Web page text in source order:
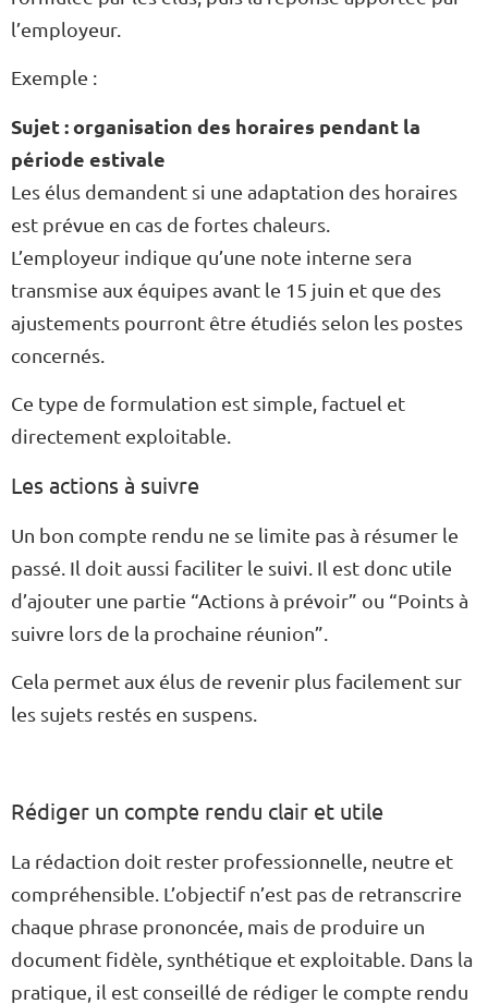
l’employeur.
Exemple :
Sujet : organisation des horaires pendant la
période estivale
Les élus demandent si une adaptation des horaires
est prévue en cas de fortes chaleurs.
L’employeur indique qu’une note interne sera
transmise aux équipes avant le 15 juin et que des
ajustements pourront être étudiés selon les postes
concernés.
Ce type de formulation est simple, factuel et
directement exploitable.
Les actions à suivre
Un bon compte rendu ne se limite pas à résumer le
passé. Il doit aussi faciliter le suivi. Il est donc utile
d’ajouter une partie “Actions à prévoir” ou “Points à
suivre lors de la prochaine réunion”.
Cela permet aux élus de revenir plus facilement sur
les sujets restés en suspens.
Rédiger un compte rendu clair et utile
La rédaction doit rester professionnelle, neutre et
compréhensible. L’objectif n’est pas de retranscrire
chaque phrase prononcée, mais de produire un
document fidèle, synthétique et exploitable. Dans la
pratique, il est conseillé de rédiger le compte rendu